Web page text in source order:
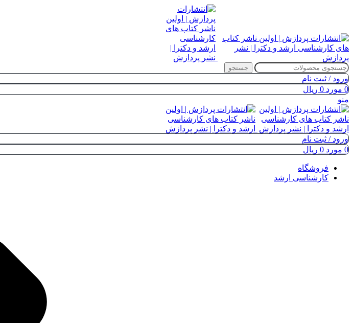
جستجو
ورود / ثبت نام
0 مورد 0 ریال
منو
ورود / ثبت نام
0 مورد 0 ریال
فروشگاه
کارشناسی ارشد